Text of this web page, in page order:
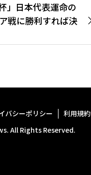
」日本代表運命の
戦に勝利すれば決
バシーポリシー 利用規約
All Rights Reserved.